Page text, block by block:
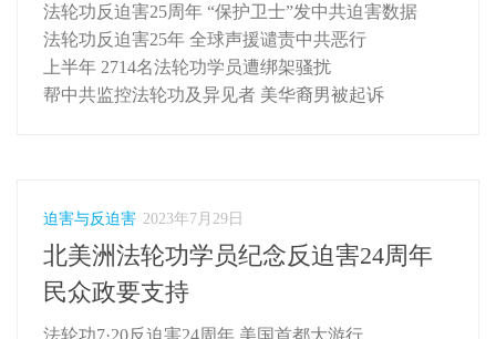
法轮功反迫害25周年 “保护卫士”发中共迫害数据
法轮功反迫害25年 全球声援谴责中共恶行
上半年 2714名法轮功学员遭绑架骚扰
帮中共监控法轮功及异见者 美华裔男被起诉
迫害与反迫害 2023年7月29日
北美洲法轮功学员纪念反迫害24周年
民众政要支持
法轮功7·20反迫害24周年 美国首都大游行